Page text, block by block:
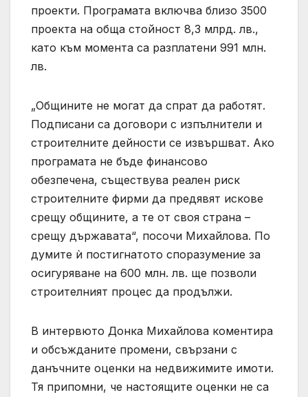
проекти. Програмата включва близо 3500
проекта на обща стойност 8,3 млрд. лв.,
като към момента са разплатени 991 млн.
лв.
„Общините не могат да спрат да работят.
Подписани са договори с изпълнители и
строителните дейности се извършват. Ако
програмата не бъде финансово
обезпечена, съществува реален риск
строителните фирми да предявят искове
срещу общините, а те от своя страна –
срещу държавата“, посочи Михайлова. По
думите ѝ постигнатото споразумение за
осигуряване на 600 млн. лв. ще позволи
строителният процес да продължи.
В интервюто Донка Михайлова коментира
и обсъжданите промени, свързани с
данъчните оценки на недвижимите имоти.
Тя припомни, че настоящите оценки не са